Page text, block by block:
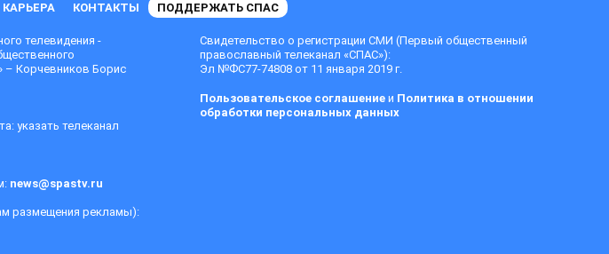
КАРЬЕРА КОНТАКТЫ ПОДДЕРЖАТЬ СПАС
телевидения -
– Корчевников Борис
указать телеканал
news@spastv.ru
размещения рекламы):
Свидетельство о регистрации СМИ (Первый общественный
православный телеканал «СПАС»):
Эл №ФС77-74808 от 11 января 2019 г.
Пользовательское соглашениеи Политика в отношении
обработки персональных данных